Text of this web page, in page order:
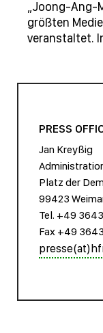
„Joong-Ang-
größten
veranstaltet.
PRESS
Jan Kreyßig
Platz der
99423
Tel. +49
Fax +49